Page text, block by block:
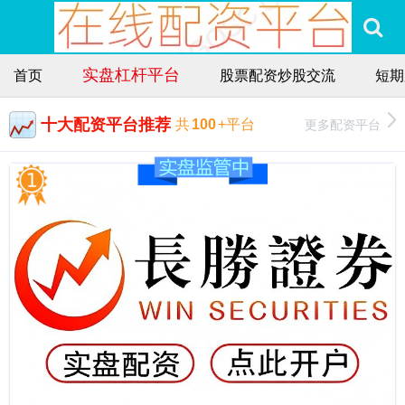
首页 实盘杠杆平台 股票配资炒股交流 短
十大配资平台推荐 共100+平台 更多配资平台